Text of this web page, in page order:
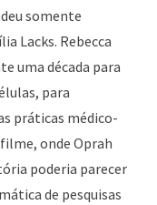
somente
Lacks. Rebecca
uma década para
para
práticas médico-
onde Oprah
poderia parecer
de pesquisas